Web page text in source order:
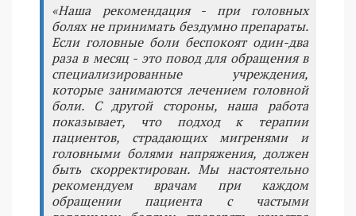
«Наша рекомендация - при головных
болях не принимать бездумно препараты.
Если головные боли беспокоят один-два
раза в месяц - это повод для обращения в
специализированные учреждения,
которые занимаются лечением головной
боли. С другой стороны, наша работа
показывает, что подход к терапии
пациентов, страдающих мигренями и
головными болями напряжения, должен
быть скорректирован. Мы настоятельно
рекомендуем врачам при каждом
обращении пациента с частыми